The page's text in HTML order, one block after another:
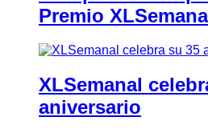
Premio
XLSemanal
aniversario